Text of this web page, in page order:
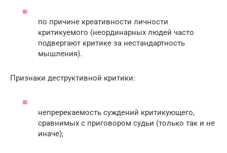
по причине креативности личности
критикуемого (неординарных людей часто
подвергают критике за нестандартность
мышления).
Признаки деструктивной критики:
непререкаемость суждений критикующего,
сравнимых с приговором судьи (только так и не
иначе);